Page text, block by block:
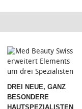
DREI NEUE, GANZ
BESONDERE
HAUTSPEZIALISTEN